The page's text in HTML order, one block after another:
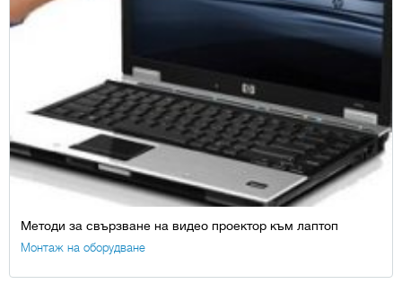
Методи за свързване на видео проектор към лаптоп
Монтаж на оборудване